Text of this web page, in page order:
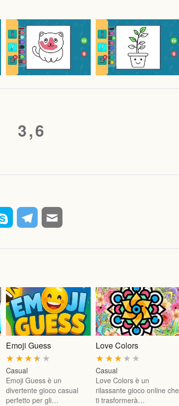
3,6
Emoji Guess
★
★
★
★
★
Casual
Emoji Guess è un
divertente gioco casual
perfetto per gli…
Love Colors
★
★
★
★
★
Casual
Love Colors è un
rilassante gioco online che
ti trasformerà…